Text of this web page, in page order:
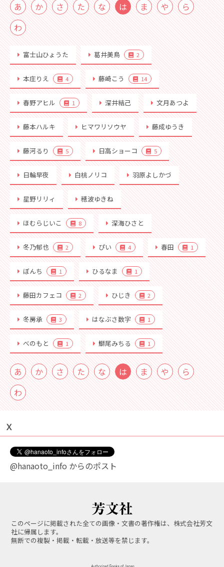
あ か さ た な は ま や
ら
わ
富士山ひょうた 葛井美鳥 2
本庄りえ 4 藤崎こう 14
春野アヒル 1 深井結己 文月あつよ
藤本ハルキ ヒマワリソウヤ 藤成ゆうき
藤河るり 5 日高ショーコ 5
日輪早夜 白桃ノリコ 羽原よしかづ
星野リリィ 穂波ゆきね
ほむらじいこ 8 深海ひさと
冬乃郁也 2 ぴい 4 春田 1
ぼんち 1 ひるなま 1
藤田カフェコ 2 ひじき 2
冬房承 3 はなぶさ数字 1
べのもと 1 鰤尾みちる 1
あ か さ た な は ま や
ら
わ
Ｘ
@hanaoto_info からのポスト
このページに掲載された全ての画像・文書の著作権は、株式会社芳文
社に帰属します。
無断での複製・掲載・転載・放送等を禁じます。